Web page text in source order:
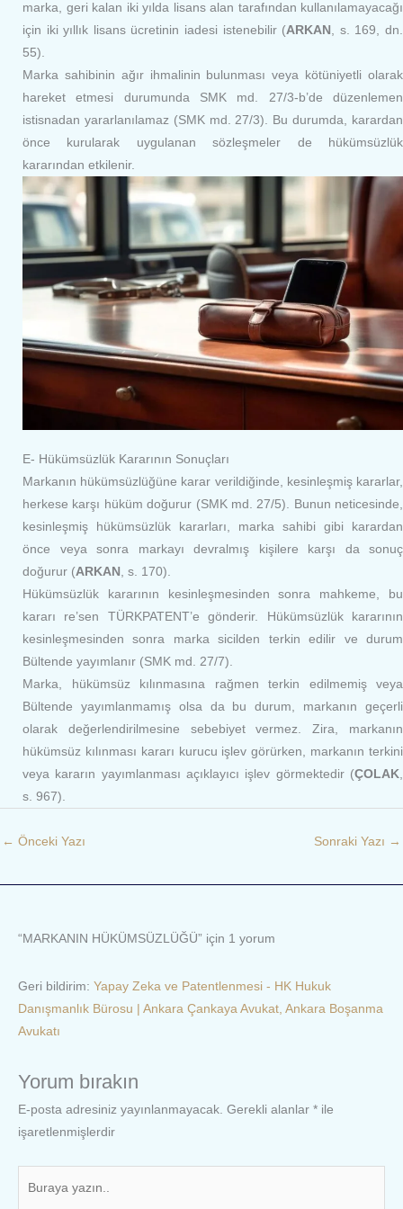
marka, geri kalan iki yılda lisans alan tarafından kullanılamayacağı
için iki yıllık lisans ücretinin iadesi istenebilir (ARKAN , s. 169, dn.
55).
Marka sahibinin ağır ihmalinin bulunması veya kötüniyetli olarak
hareket etmesi durumunda SMK md. 27/3-b’de düzenlemen
istisnadan yararlanılamaz (SMK md. 27/3). Bu durumda, karardan
önce kurularak uygulanan sözleşmeler de hükümsüzlük
kararından etkilenir.
E- Hükümsüzlük Kararının Sonuçları
Markanın hükümsüzlüğüne karar verildiğinde, kesinleşmiş kararlar,
herkese karşı hüküm doğurur (SMK md. 27/5). Bunun neticesinde,
kesinleşmiş hükümsüzlük kararları, marka sahibi gibi karardan
önce veya sonra markayı devralmış kişilere karşı da sonuç
doğurur (ARKAN , s. 170).
Hükümsüzlük kararının kesinleşmesinden sonra mahkeme, bu
kararı re’sen TÜRKPATENT’e gönderir. Hükümsüzlük kararının
kesinleşmesinden sonra marka sicilden terkin edilir ve durum
Bültende yayımlanır (SMK md. 27/7).
Marka, hükümsüz kılınmasına rağmen terkin edilmemiş veya
Bültende yayımlanmamış olsa da bu durum, markanın geçerli
olarak değerlendirilmesine sebebiyet vermez. Zira, markanın
hükümsüz kılınması kararı kurucu işlev görürken, markanın terkini
veya kararın yayımlanması açıklayıcı işlev görmektedir (ÇOLAK,
s. 967).
← Önceki Yazı Sonraki Yazı →
“MARKANIN HÜKÜMSÜZLÜĞÜ” için 1 yorum
Geri bildirim: Yapay Zeka ve Patentlenmesi - HK Hukuk
Danışmanlık Bürosu | Ankara Çankaya Avukat, Ankara Boşanma
Avukatı
Yorum bırakın
E-posta adresiniz yayınlanmayacak. Gerekli alanlar * ile
işaretlenmişlerdir